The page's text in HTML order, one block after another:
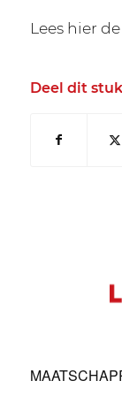
Lees hier de
Deel dit stuk